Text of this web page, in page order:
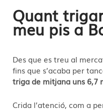
Quant
meu pis a
Des que es treu al
fins que s’acaba per
triga de mitjana uns 6,7
Crida l’atenció, com a